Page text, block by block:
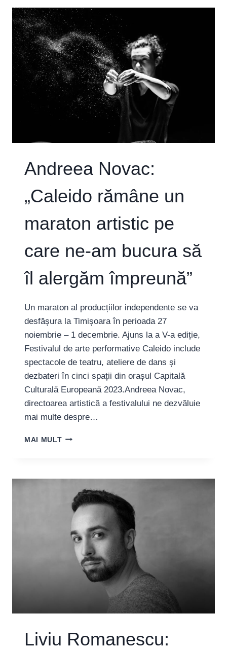
AMESTECATE
PENTRU
PĂMÂNTUL
NATAL”
Andreea Novac:
„Caleido rămâne un
maraton artistic pe
care ne-am bucura să
îl alergăm împreună”
Un maraton al producțiilor independente se va
desfășura la Timișoara în perioada 27
noiembrie – 1 decembrie. Ajuns la a V-a ediție,
Festivalul de arte performative Caleido include
spectacole de teatru, ateliere de dans și
dezbateri în cinci spații din orașul Capitală
Culturală Europeană 2023.Andreea Novac,
directoarea artistică a festivalului ne dezvăluie
mai multe despre…
MAI MULTANDREEA
UN
MARATON
ARTISTIC
CARE
NE-
AM
BUCURA
Liviu Romanescu: